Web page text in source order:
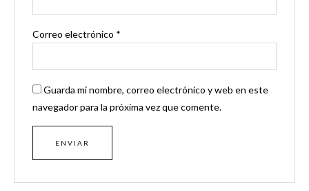
Correo electrónico *
Guarda mi nombre, correo electrónico y web en este
navegador para la próxima vez que comente.